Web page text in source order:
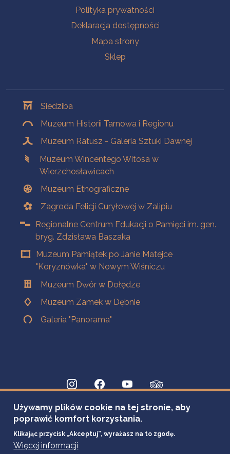
Polityka prywatności
Deklaracja dostępności
Mapa strony
Sklep
Siedziba
Muzeum Historii Tarnowa i Regionu
Muzeum Ratusz - Galeria Sztuki Dawnej
Muzeum Wincentego Witosa w
Wierzchosławicach
Muzeum Etnograficzne
Zagroda Felicji Curyłowej w Zalipiu
Regionalne Centrum Edukacji o Pamięci im. gen.
bryg. Zdzisława Baszaka
Muzeum Pamiątek po Janie Matejce
"Koryznówka" w Nowym Wiśniczu
Muzeum Dwór w Dołędze
Muzeum Zamek w Dębnie
Galeria "Panorama"
Używamy plików cookie na tej stronie, aby
poprawić komfort korzystania.
Klikając przycisk „Akceptuj”, wyrażasz na to zgodę.
Więcej informacji